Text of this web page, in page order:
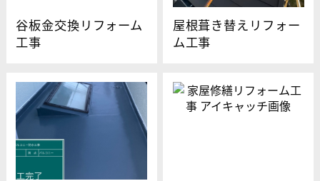
谷板金交換リフォーム
工事
屋根葺き替えリフォー
ム工事